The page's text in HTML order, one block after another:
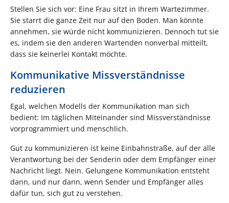
Stellen Sie sich vor: Eine Frau sitzt in Ihrem Wartezimmer.
Sie starrt die ganze Zeit nur auf den Boden. Man könnte
annehmen, sie würde nicht kommunizieren. Dennoch tut sie
es, indem sie den anderen Wartenden nonverbal mitteilt,
dass sie keinerlei Kontakt möchte.
Kommunikative Missverständnisse
reduzieren
Egal, welchen Modells der Kommunikation man sich
bedient: Im täglichen Miteinander sind Missverständnisse
vorprogrammiert und menschlich.
Gut zu kommunizieren ist keine Einbahnstraße, auf der alle
Verantwortung bei der Senderin oder dem Empfänger einer
Nachricht liegt. Nein. Gelungene Kommunikation entsteht
dann, und nur dann, wenn Sender und Empfänger alles
dafür tun, sich gut zu verstehen.